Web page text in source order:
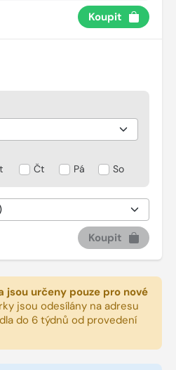
Koupit
Čt Pá So
Koupit
jsou určeny pouze pro nové
jsou odesílány na adresu
do 6 týdnů od provedení